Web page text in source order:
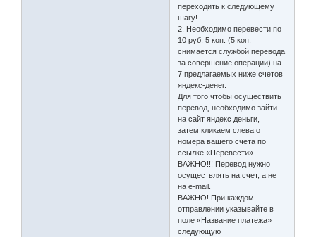
переходить к следующему
шагу!
2. Необходимо перевести по
10 руб. 5 коп. (5 коп.
снимается службой перевода
за совершение операции) на
7 предлагаемых ниже счетов
яндекс-денег.
Для того чтобы осуществить
перевод, необходимо зайти
на сайт яндекс деньги,
затем кликаем слева от
номера вашего счета по
ссылке «Перевести».
ВАЖНО!!! Перевод нужно
осуществлять на счет, а не
на e-mail.
ВАЖНО! При каждом
отправлении указывайте в
поле «Название платежа»
следующую